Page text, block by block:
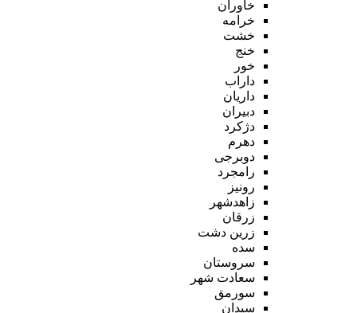
خاوران
خرامه
خشت
خنج
خور
داراب
داریان
دبیران
دژکرد
دهرم
دوبرجی
رامجرد
رونیز
زاهدشهر
زرقان
زرین دشت
سده
سروستان
سعادت شهر
سورمق
سیدان